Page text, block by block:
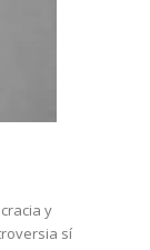
y
sí